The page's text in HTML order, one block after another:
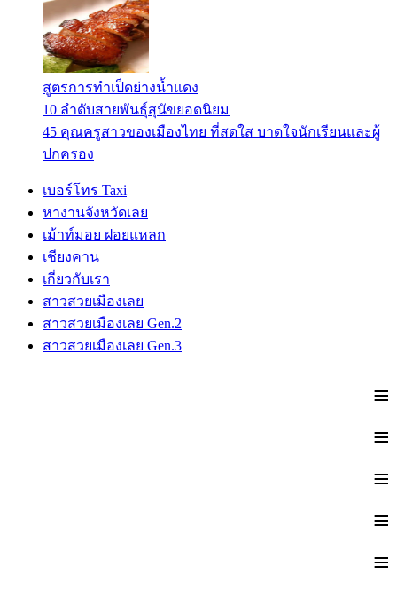
สูตรการทำเป็ดย่างน้ำแดง
10 ลำดับสายพันธุ์สุนัขยอดนิยม
45 คุณครูสาวของเมืองไทย ที่สดใส บาดใจนักเรียนและผู้
ปกครอง
เบอร์โทร Taxi
หางานจังหวัดเลย
เม้าท์มอย ฝอยแหลก
เชียงคาน
เกี่ยวกับเรา
สาวสวยเมืองเลย
สาวสวยเมืองเลย Gen.2
สาวสวยเมืองเลย Gen.3
≡
≡
≡
≡
≡